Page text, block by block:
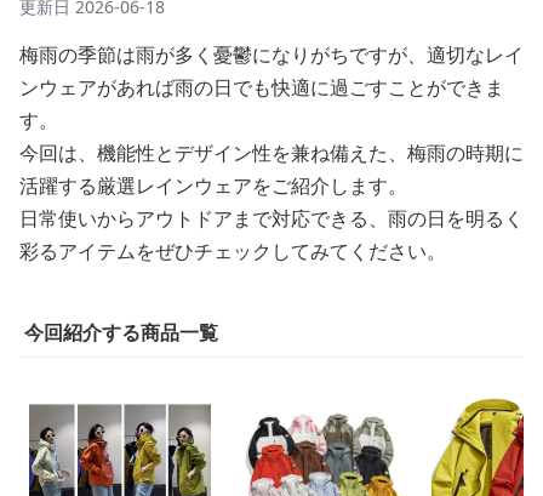
更新日 2026-06-18
梅雨の季節は雨が多く憂鬱になりがちですが、適切なレイ
ンウェアがあれば雨の日でも快適に過ごすことができま
す。
今回は、機能性とデザイン性を兼ね備えた、梅雨の時期に
活躍する厳選レインウェアをご紹介します。
日常使いからアウトドアまで対応できる、雨の日を明るく
彩るアイテムをぜひチェックしてみてください。
今回紹介する商品一覧